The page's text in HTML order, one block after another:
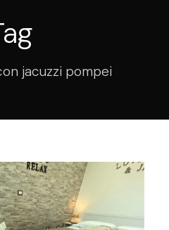
jacuzzi pompei